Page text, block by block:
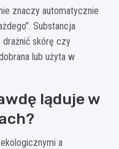
znaczy automatycznie
Substancja
drażnić skórę czy
lub użyta w
ląduje w
a